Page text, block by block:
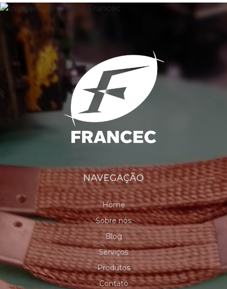
NAVEGAÇÃO
Home
Sobre nós
Blog
Serviços
Produtos
Contato